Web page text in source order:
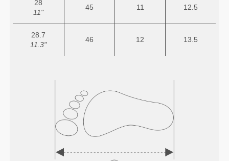
28
11"
45 11 12.5
28.7
11.3"
46 12 13.5